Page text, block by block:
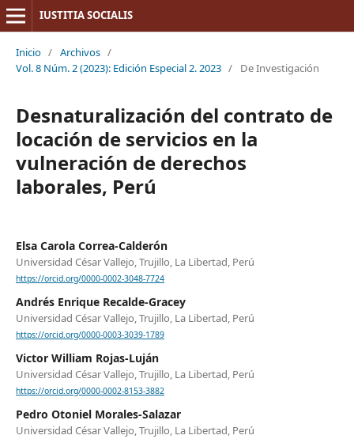
IUSTITIA SOCIALIS
Inicio / Archivos /
Vol. 8 Núm. 2 (2023): Edición Especial 2. 2023 / De Investigación
Desnaturalización del contrato de
locación de servicios en la
vulneración de derechos
laborales, Perú
Elsa Carola Correa-Calderón
Universidad César Vallejo, Trujillo, La Libertad, Perú
https://orcid.org/0000-0002-3048-7724
Andrés Enrique Recalde-Gracey
Universidad César Vallejo, Trujillo, La Libertad, Perú
https://orcid.org/0000-0003-3039-1789
Victor William Rojas-Luján
Universidad César Vallejo, Trujillo, La Libertad, Perú
https://orcid.org/0000-0002-8153-3882
Pedro Otoniel Morales-Salazar
Universidad César Vallejo, Trujillo, La Libertad, Perú